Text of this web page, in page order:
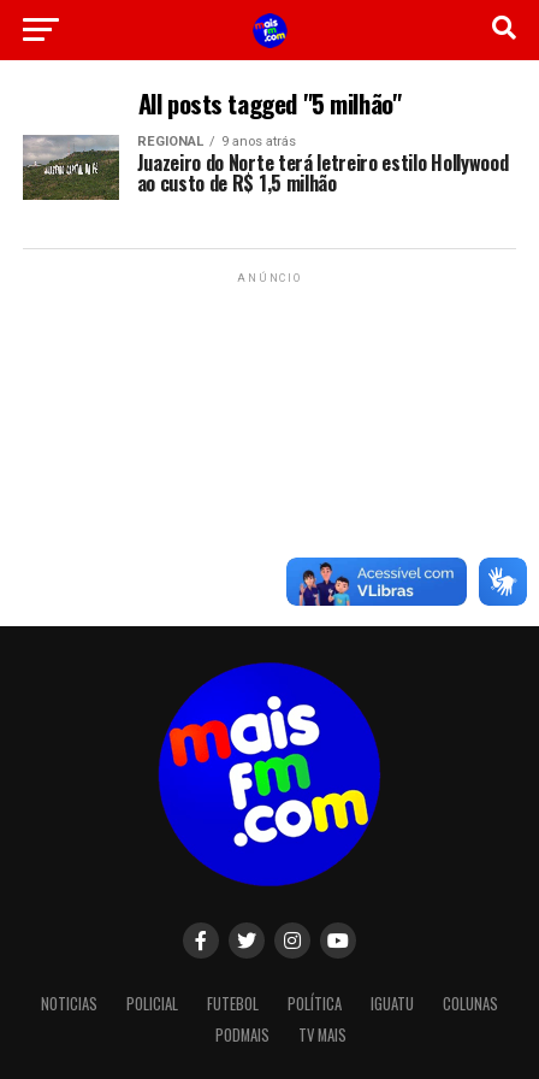
All posts tagged "5 milhão"
REGIONAL 9 anos atrás
Juazeiro do Norte terá letreiro estilo Hollywood
ao custo de R$ 1,5 milhão
ANÚNCIO
NOTICIAS POLICIAL FUTEBOL POLÍTICA IGUATU
COLUNAS
PODMAIS
TV MAIS